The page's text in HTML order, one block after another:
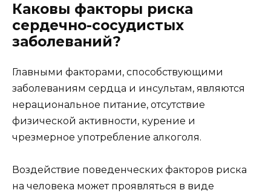
Каковы факторы риска
сердечно-сосудистых
заболеваний?
Главными факторами, способствующими
заболеваниям сердца и инсультам, являются
нерациональное питание, отсутствие
физической активности, курение и
чрезмерное употребление алкоголя.
Воздействие поведенческих факторов риска
на человека может проявляться в виде